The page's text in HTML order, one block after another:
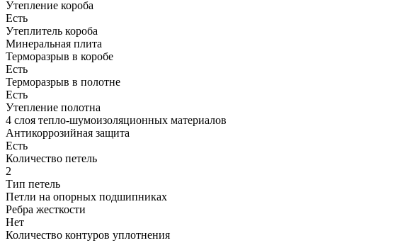
Утепление короба
Есть
Утеплитель короба
Минеральная плита
Терморазрыв в коробе
Есть
Терморазрыв в полотне
Есть
Утепление полотна
4 слоя тепло-шумоизоляционных материалов
Антикоррозийная защита
Есть
Количество петель
2
Тип петель
Петли на опорных подшипниках
Ребра жесткости
Нет
Количество контуров уплотнения